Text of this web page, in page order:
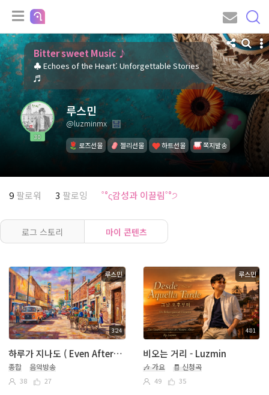
Bitter sweet Music ♪
♣ Echoes of the Heart: Unforgettable Stories
♬
30
루스민
@luzminmx
로즈선물 젤리선물 하트선물 쪽지발송
9 팔로워 3 팔로잉 ˚°ς감성과 이끌림˚°੭
로그 스토리 마이 콘텐츠
3:24
루스민
하루가 지나도 ( Even After the Day) - Luzmin
종합 음악방송
38 27
4:01
루스민
비오는 거리 - Luzmin
🎶 가요 🧾 신청곡
49 35